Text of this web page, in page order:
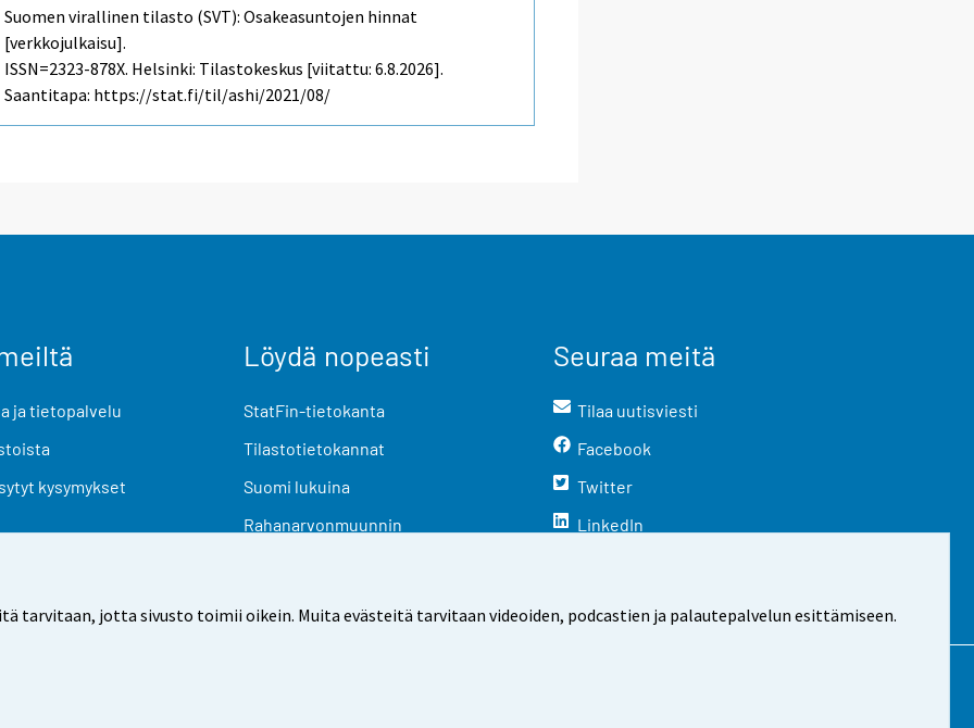
tarvitaan, jotta sivusto toimii oikein. Muita evästeitä tarvitaan videoiden, podcastien ja palautepalvelun esittämiseen.
Suomen virallinen tilasto (SVT): Osakeasuntojen hinnat
[verkkojulkaisu].
ISSN=2323-878X. Helsinki: Tilastokeskus [viitattu: 6.8.2026].
Saantitapa: https://stat.fi/til/ashi/2021/08/
ja tietopalvelu
kysymykset
Löydä nopeasti
StatFin-tietokanta
Tilastotietokannat
Suomi lukuina
Rahanarvonmuunnin
Seuraa meitä
Tilaa uutisviesti
Facebook
Twitter
LinkedIn